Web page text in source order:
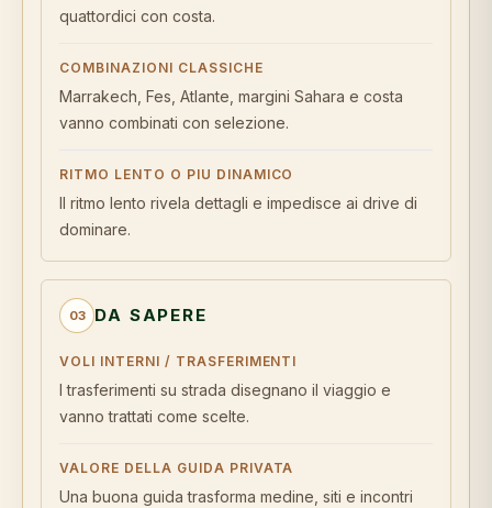
quattordici con costa.
COMBINAZIONI CLASSICHE
Marrakech, Fes, Atlante, margini Sahara e costa
vanno combinati con selezione.
RITMO LENTO O PIU DINAMICO
Il ritmo lento rivela dettagli e impedisce ai drive di
dominare.
03 DA SAPERE
VOLI INTERNI / TRASFERIMENTI
I trasferimenti su strada disegnano il viaggio e
vanno trattati come scelte.
VALORE DELLA GUIDA PRIVATA
Una buona guida trasforma medine, siti e incontri